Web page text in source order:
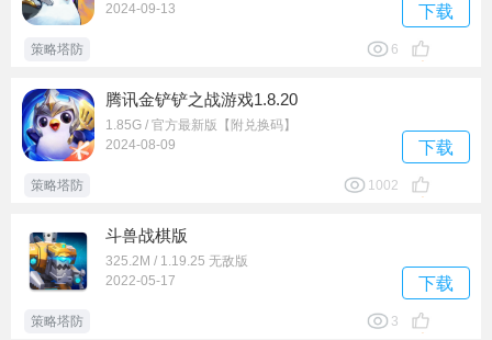
2024-09-13
下载
策略塔防 6
腾讯金铲铲之战游戏1.8.20
1.85G / 官方最新版【附兑换码】
2024-08-09
下载
策略塔防 1002
斗兽战棋版
325.2M / 1.19.25 无敌版
2022-05-17
下载
策略塔防 3